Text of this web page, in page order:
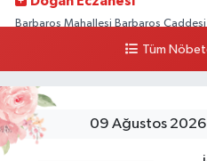
Barbaros Mahallesi Barbaros
Mali Eczanesi
Merkez Mahallesi Tüloğlu Sokak No:4
Tüm
09 Ağustos